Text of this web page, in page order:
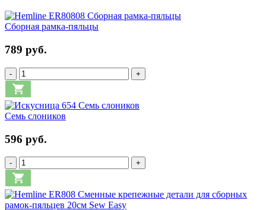
Сборная рамка-пяльцы
789 руб.
- +
Семь слоников
596 руб.
- +